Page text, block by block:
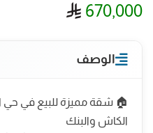
670,000
الوصف
🏠 شقة مميزة للبيع في حي
الكاش والبنك